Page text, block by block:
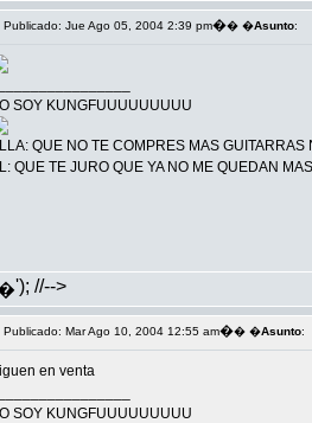
Publicado: Jue Ago 05, 2004 2:39 pm�� �Asunto:
SOY KUNGFUUUUUUUUU
QUE NO TE COMPRES MAS GUITARRAS
QUE TE JURO QUE YA NO ME QUEDAN
'); //-->
Publicado: Mar Ago 10, 2004 12:55 am�� �Asunto:
en venta
SOY KUNGFUUUUUUUUU